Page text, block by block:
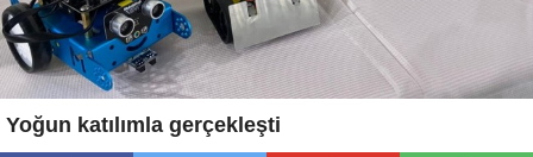
Yoğun katılımla gerçekleşti